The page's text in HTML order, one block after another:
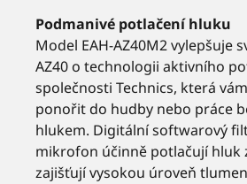
Podmanivé potlačení hluku
Model EAH-AZ40M2 vylepšuje
AZ40 o technologii aktivního
společnosti Technics, která
ponořit do hudby nebo práce
hlukem. Digitální softwarový
mikrofon účinně potlačují hluk
zajišťují vysokou úroveň